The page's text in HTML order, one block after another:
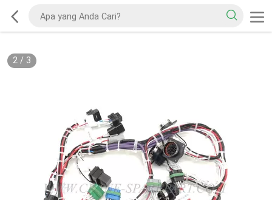
2/ 3